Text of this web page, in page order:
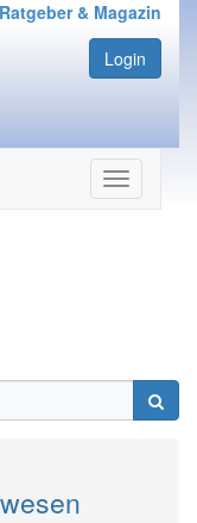
Ratgeber & Magazin
Login
Navigation
ein-/